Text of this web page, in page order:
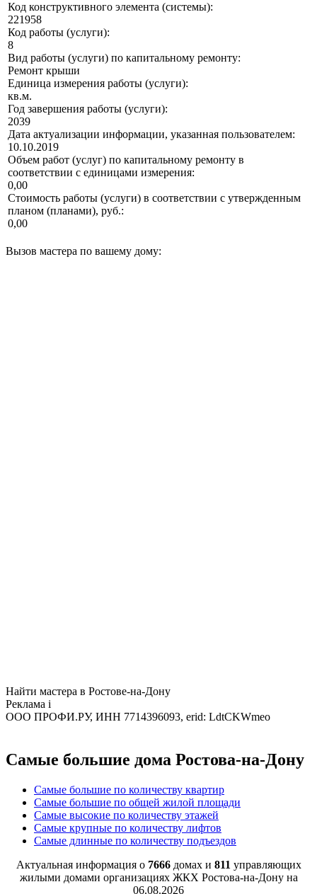
Код конструктивного элемента (системы):
221958
Код работы (услуги):
8
Вид работы (услуги) по капитальному ремонту:
Ремонт крыши
Единица измерения работы (услуги):
кв.м.
Год завершения работы (услуги):
2039
Дата актуализации информации, указанная пользователем:
10.10.2019
Объем работ (услуг) по капитальному ремонту в
соответствии с единицами измерения:
0,00
Стоимость работы (услуги) в соответствии с утвержденным
планом (планами), руб.:
0,00
Вызов мастера по вашему дому:
Найти мастера в Ростове-на-Дону
Реклама i
ООО ПРОФИ.РУ, ИНН 7714396093, erid: LdtCKWmeo
Самые большие дома Ростова-на-Дону
Самые большие по количеству квартир
Самые большие по общей жилой площади
Самые высокие по количеству этажей
Самые крупные по количеству лифтов
Самые длинные по количеству подъездов
Актуальная информация о 7666 домах и 811 управляющих
жилыми домами организациях ЖКХ Ростова-на-Дону на
06.08.2026